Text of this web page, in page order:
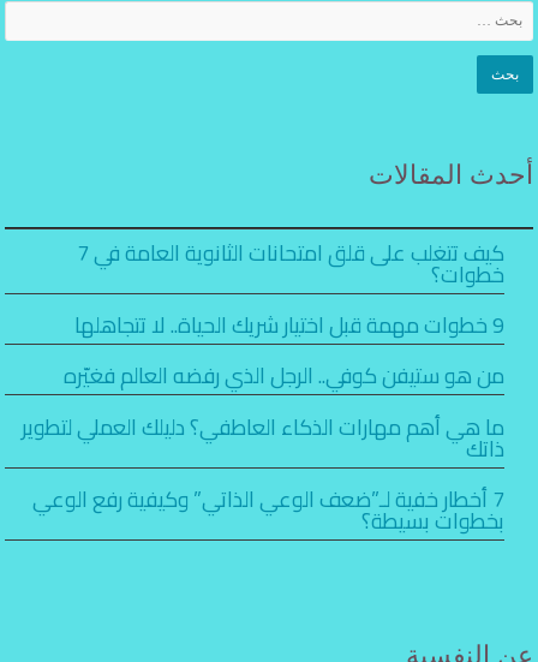
أحدث المقالات
كيف تتغلب على قلق امتحانات الثانوية العامة في 7
خطوات؟
9 خطوات مهمة قبل اختيار شريك الحياة.. لا تتجاهلها
من هو ستيفن كوفي.. الرجل الذي رفضه العالم فغيّره
ما هي أهم مهارات الذكاء العاطفي؟ دليلك العملي لتطوير
ذاتك
7 أخطار خفية لـ”ضعف الوعي الذاتي” وكيفية رفع الوعي
بخطوات بسيطة؟
عن النفسية